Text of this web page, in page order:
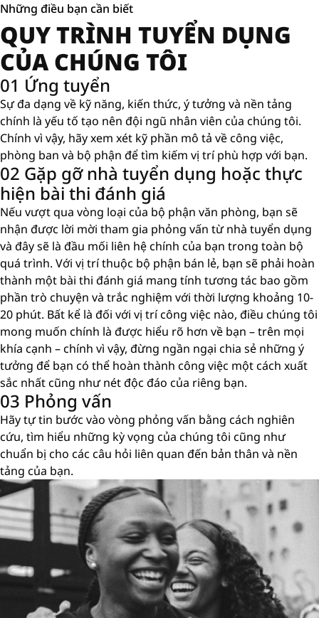
Những điều bạn cần biết
QUY TRÌNH TUYỂN DỤNG
CỦA CHÚNG TÔI
01 Ứng tuyển
Sự đa dạng về kỹ năng, kiến ​​thức, ý tưởng và nền tảng
chính là yếu tố tạo nên đội ngũ nhân viên của chúng tôi.
Chính vì vậy, hãy xem xét kỹ phần mô tả về công việc,
phòng ban và bộ phận để tìm kiếm vị trí phù hợp với bạn.
02 Gặp gỡ nhà tuyển dụng hoặc thực
hiện bài thi đánh giá
Nếu vượt qua vòng loại của bộ phận văn phòng, bạn sẽ
nhận được lời mời tham gia phỏng vấn từ nhà tuyển dụng
và đây sẽ là đầu mối liên hệ chính của bạn trong toàn bộ
quá trình. Với vị trí thuộc bộ phận bán lẻ, bạn sẽ phải hoàn
thành một bài thi đánh giá mang tính tương tác bao gồm
phần trò chuyện và trắc nghiệm với thời lượng khoảng 10-
20 phút. Bất kể là đối với vị trí công việc nào, điều chúng tôi
mong muốn chính là được hiểu rõ hơn về bạn – trên mọi
khía cạnh – chính vì vậy, đừng ngần ngại chia sẻ những ý
tưởng để bạn có thể hoàn thành công việc một cách xuất
sắc nhất cũng như nét độc đáo của riêng bạn.
03 Phỏng vấn
Hãy tự tin bước vào vòng phỏng vấn bằng cách nghiên
cứu, tìm hiểu những kỳ vọng của chúng tôi cũng như
chuẩn bị cho các câu hỏi liên quan đến bản thân và nền
tảng của bạn.